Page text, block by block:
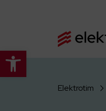
Otwórz pasek narzędzi
Elektrotim